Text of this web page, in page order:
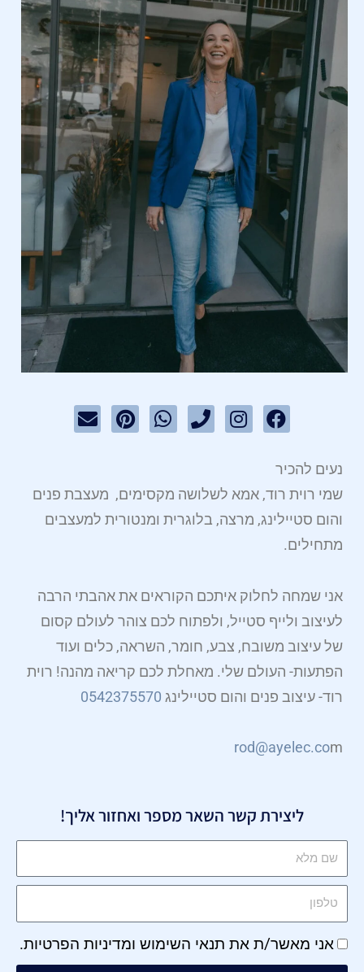
a
c
o
o
n
s
g
r
h
o
h
a
a
p
i
n
r
e
n
v
o
p
נעים להכיר
שמי רוית רוד, אמא לשלושה מקסימים, מעצבת פנים
והום סטיילינג, מרצה, בלוגרית ומנטורית למעצבים
מתחילים.
אני שמחה לחלוק איתכם הקוראים את אהבתי הרבה
לעיצוב ולייף סטייל, ולפתוח לכם צוהר לעולם קסום
של עיצוב משובח, צבע, חומר, השראה, כלים ועוד
הפתעות- העולם שלי. מאחלת לכם קריאה מהנה! רוית
רוד- עיצוב פנים והום סטיילינג 0542375570
rod@ayelec.com
ליצירת קשר השאר מספר ואחזור אליך!
אני מאשר/ת את תנאי השימוש ומדיניות הפרטיות.